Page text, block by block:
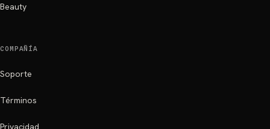
Beauty
COMPAÑÍA
Soporte
Términos
Privacidad